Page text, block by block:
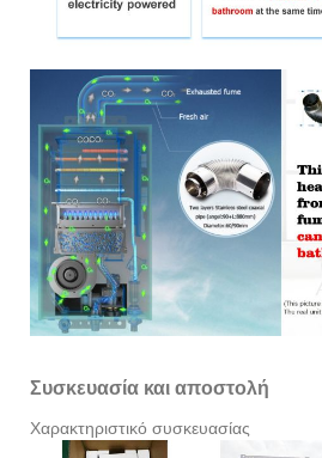
Συσκευασία και αποστολή
Χαρακτηριστικό συσκευασίας